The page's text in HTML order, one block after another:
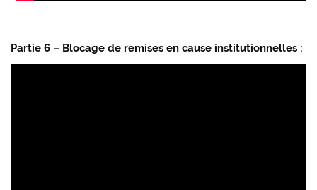
Partie 6 – Blocage de remises en cause institutionnelles :